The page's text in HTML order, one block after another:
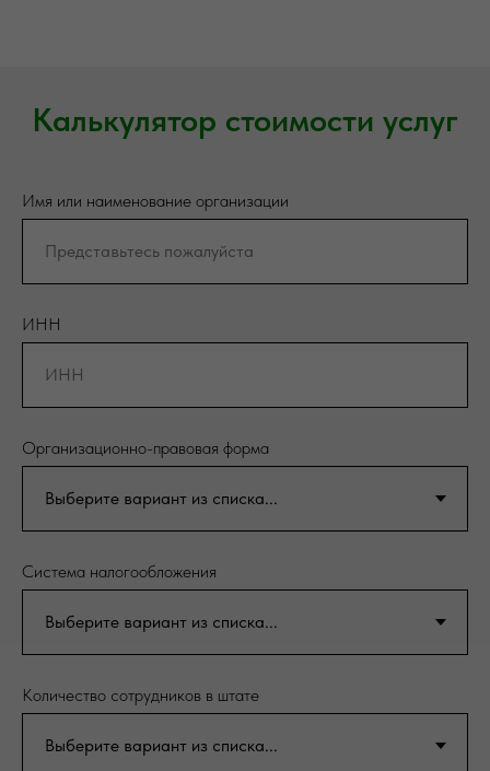
Калькулятор стоимости услуг
Имя или наименование организации
ИНН
Организационно-правовая форма
Система налогообложения
Количество сотрудников в штате